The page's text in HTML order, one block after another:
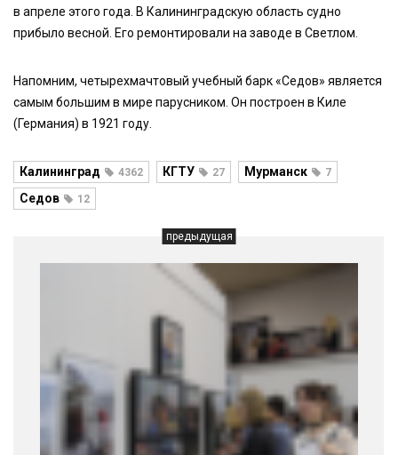
в апреле этого года. В Калининградскую область судно
прибыло весной. Его ремонтировали на заводе в Светлом.
Напомним, четырехмачтовый учебный барк «Седов» является
самым большим в мире парусником. Он построен в Киле
(Германия) в 1921 году.
Калининград 4362 КГТУ 27 Мурманск 7
Седов 12
предыдущая